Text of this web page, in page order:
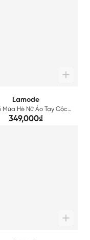
Lamode
Mùa Hè Nữ Áo Tay Cộc
Lamode LST023AS0
349,000₫